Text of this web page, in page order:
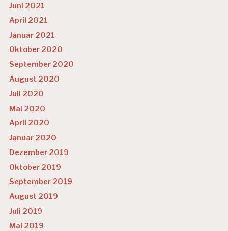
Juni 2021
April 2021
Januar 2021
Oktober 2020
September 2020
August 2020
Juli 2020
Mai 2020
April 2020
Januar 2020
Dezember 2019
Oktober 2019
September 2019
August 2019
Juli 2019
Mai 2019